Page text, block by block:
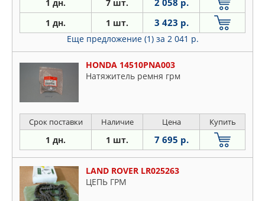
1 дн. 7 шт.
1 дн. 1 шт. 3 423 р.
Еще предложение (1) за 2 041 р.
HONDA 14510PNA003
Натяжитель ремня грм
Срок поставки Наличие Цена Купить
1 дн. 1 шт. 7 695 р.
LAND ROVER LR025263
ЦЕПЬ ГРМ